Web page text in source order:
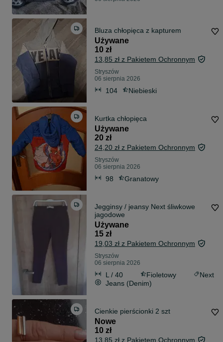
Bluza chłopięca z kapturem
Używane
10 zł
13,85 zł z Pakietem Ochronnym
Stryszów
06 sierpnia 2026
104 Niebieski
Kurtka chłopięca
Używane
20 zł
24,20 zł z Pakietem Ochronnym
Stryszów
06 sierpnia 2026
98 Granatowy
Jegginsy / jeansy Next śliwkowe
jagodowe
Używane
15 zł
19,03 zł z Pakietem Ochronnym
Stryszów
06 sierpnia 2026
L / 40 Fioletowy
Next
Jeans (Denim)
Cienkie pierścionki 2 szt
Nowe
10 zł
13,85 zł z Pakietem Ochronnym